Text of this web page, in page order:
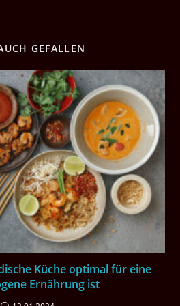
GEFALLEN
Küche optimal für eine
Ernährung ist